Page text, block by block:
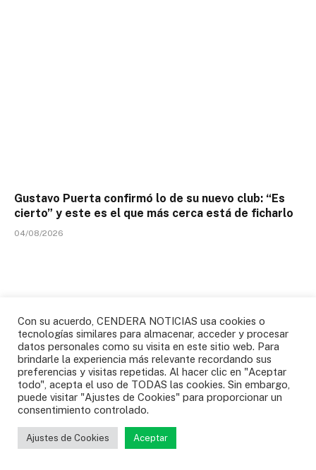
Gustavo Puerta confirmó lo de su nuevo club: “Es
cierto” y este es el que más cerca está de ficharlo
04/08/2026
Colombia ganó histórico oro en voleibol de los
Juegos Centroamericanos y del Caribe
Con su acuerdo, CENDERA NOTICIAS usa cookies o
tecnologías similares para almacenar, acceder y procesar
datos personales como su visita en este sitio web. Para
brindarle la experiencia más relevante recordando sus
preferencias y visitas repetidas. Al hacer clic en "Aceptar
todo", acepta el uso de TODAS las cookies. Sin embargo,
puede visitar "Ajustes de Cookies" para proporcionar un
consentimiento controlado.
Ajustes de Cookies Aceptar